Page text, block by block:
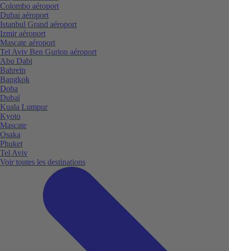
Colombo aéroport
Dubai aéroport
Istanbul Grand aéroport
Izmir aéroport
Mascate aéroport
Tel Aviv Ben Gurion aéroport
Abu Dabi
Bahreïn
Bangkok
Doha
Dubaï
Kuala Lumpur
Kyoto
Mascate
Osaka
Phuket
Tel Aviv
Voir toutes les destinations